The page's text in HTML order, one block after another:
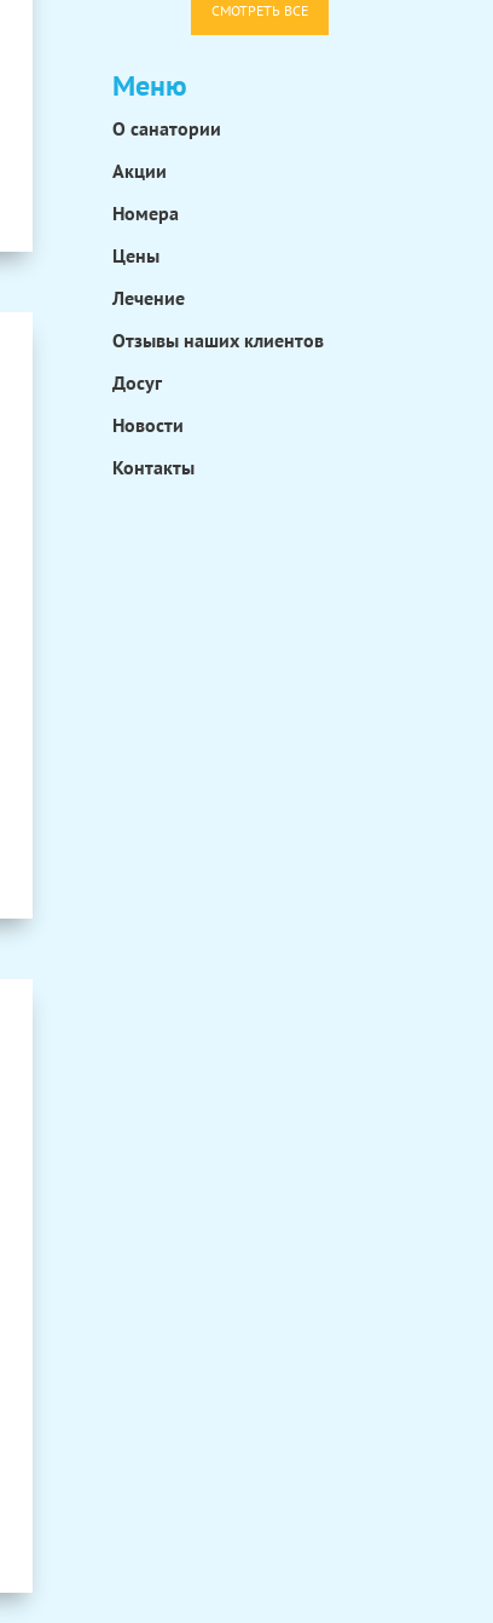
СМОТРЕТЬ ВСЕ
Меню
О санатории
Акции
Номера
Цены
Лечение
Отзывы наших клиентов
Досуг
Новости
Контакты